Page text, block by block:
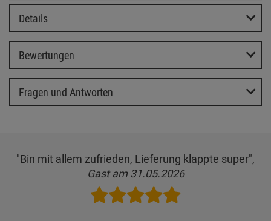
Details
Bewertungen
Fragen und Antworten
"Bin mit allem zufrieden, Lieferung klappte super",
Gast am 31.05.2026